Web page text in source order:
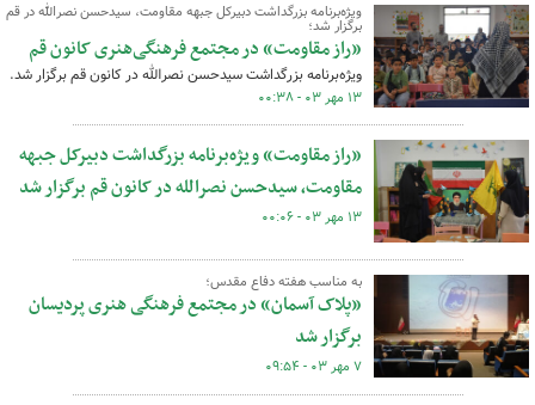
ویژه‌برنامه بزرگداشت دبیرکل جبهه مقاومت، سیدحسن نصرالله در قم
برگزار شد؛
«راز مقاومت» در مجتمع فرهنگی‌هنری کانون قم
ویژه‌برنامه بزرگداشت سیدحسن نصرالله در کانون قم برگزار شد.
۱۳ مهر ۰۳ - ۰۰:۳۸
«راز مقاومت» ویژه‌برنامه بزرگداشت دبیرکل جبهه
مقاومت، سیدحسن نصرالله در کانون قم برگزار شد
۱۳ مهر ۰۳ - ۰۰:۰۶
به مناسب هفته دفاع مقدس؛
«پلاک آسمان» در مجتمع فرهنگی هنری پردیسان
برگزار شد
۷ مهر ۰۳ - ۰۹:۵۴